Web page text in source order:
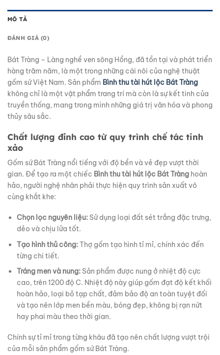
MÔ TẢ
ĐÁNH GIÁ (0)
Bát Tràng – Làng nghề ven sông Hồng, đã tồn tại và phát triển
hàng trăm năm, là một trong những cái nôi của nghệ thuật
gốm sứ Việt Nam. Sản phẩm Bình thu tài hút lộc Bát Tràng
không chỉ là một vật phẩm trang trí mà còn là sự kết tinh của
truyền thống, mang trong mình những giá trị văn hóa và phong
thủy sâu sắc.
Chất lượng đỉnh cao từ quy trình chế tác tinh
xảo
Gốm sứ Bát Tràng nổi tiếng với độ bền và vẻ đẹp vượt thời
gian. Để tạo ra một chiếc Bình thu tài hút lộc Bát Tràng hoàn
hảo, người nghệ nhân phải thực hiện quy trình sản xuất vô
cùng khắt khe:
Chọn lọc nguyên liệu:Sử dụng loại đất sét trắng đặc trưng,
dẻo và chịu lửa tốt.
Tạo hình thủ công:Thợ gốm tạo hình tỉ mỉ, chính xác đến
từng chi tiết.
Tráng men và nung:Sản phẩm được nung ở nhiệt độ cực
cao, trên 1200 độ C. Nhiệt độ này giúp gốm đạt độ kết khối
hoàn hảo, loại bỏ tạp chất, đảm bảo độ an toàn tuyệt đối
và tạo nên lớp men bền màu, bóng đẹp, không bị rạn nứt
hay phai màu theo thời gian.
Chính sự tỉ mỉ trong từng khâu đã tạo nên chất lượng vượt trội
của mỗi sản phẩm gốm sứ Bát Tràng.